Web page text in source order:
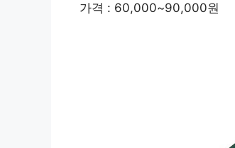
가격 : 60,000~90,000원